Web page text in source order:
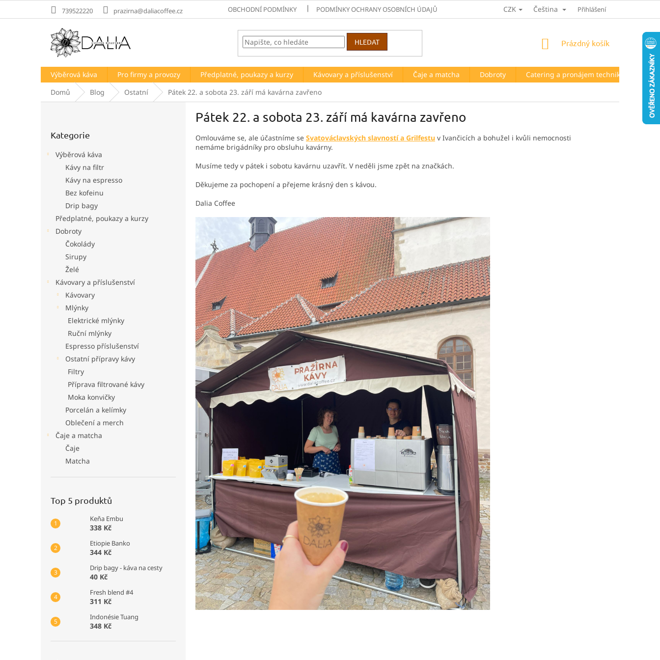
739522220 prazirna@daliacoffee.cz OBCHODNÍ PODMÍNKY PODMÍNKY OCHRANY OSOBNÍCH ÚDAJŮ HODNOCENÍ OBCHODU
CZK Čeština Přihlášení
HLEDAT
NÁKUPNÍ
Prázdný košík
Výběrová káva Pro firmy a provozy Předplatné, poukazy a kurzy Kávovary a příslušenství Čaje a matcha Dobroty Catering a pronájem techniky
Domů
Blog Ostatní Pátek 22. a sobota 23. září má kavárna zavřeno
kategorie
Kategorie
Výběrová káva
Kávy na filtr
Kávy na espresso
Bez kofeinu
Drip bagy
Předplatné, poukazy a kurzy
Dobroty
Čokolády
Sirupy
Želé
Kávovary a příslušenství
Kávovary
Mlýnky
Elektrické mlýnky
Ruční mlýnky
Espresso příslušenství
Ostatní přípravy kávy
Filtry
Příprava filtrované kávy
Moka konvičky
Porcelán a kelímky
Oblečení a merch
Čaje a matcha
Čaje
Matcha
Top 5 produktů
Keňa Embu
338 Kč
Etiopie Banko
344 Kč
Drip bagy - káva na cesty
40 Kč
Fresh blend #4
311 Kč
Indonésie Tuang
348 Kč
Pátek 22. a sobota 23. září má kavárna zavřeno
Omlouváme se, ale účastníme se Svatováclavských slavností a Grilfestu v Ivančicích a bohužel i kvůli nemocnosti
nemáme brigádníky pro obsluhu kavárny.
Musíme tedy v pátek i sobotu kavárnu uzavřít. V neděli jsme zpět na značkách.
Děkujeme za pochopení a přejeme krásný den s kávou.
Dalia Coffee